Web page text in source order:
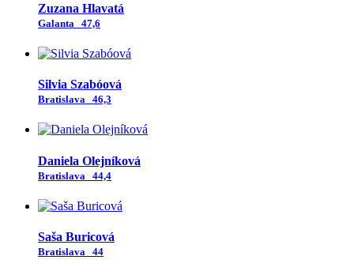
Zuzana Hlavatá
Galanta 47,6
Silvia Szabóová
Bratislava 46,3
Daniela Olejníková
Bratislava 44,4
Saša Buricová
Bratislava 44